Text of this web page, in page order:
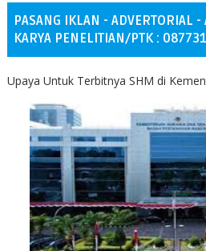
PASANG IKLAN - ADVERTORIAL
KARYA PENELITIAN/PTK :
Upaya Untuk Terbitnya SHM di